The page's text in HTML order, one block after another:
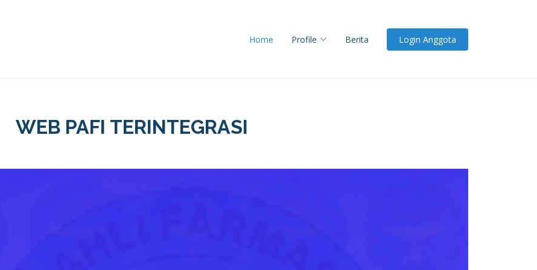
Home Profile Berita Login Anggota
WEB PAFI TERINTEGRASI